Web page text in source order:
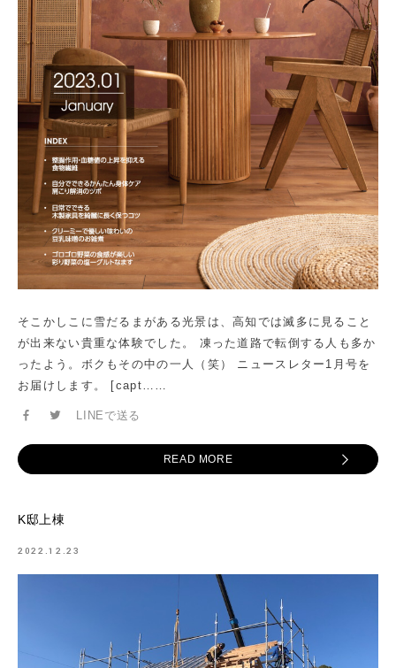
そこかしこに雪だるまがある光景は、高知では滅多に見ること
が出来ない貴重な体験でした。 凍った道路で転倒する人も多か
ったよう。ボクもその中の一人（笑） ニュースレター1月号を
お届けします。 [capt……
LINEで送る
READ MORE
K邸上棟
2022.12.23